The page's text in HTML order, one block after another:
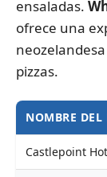
ensaladas.
ofrece una
pizzas.
NOMBRE DEL
Castlepoint